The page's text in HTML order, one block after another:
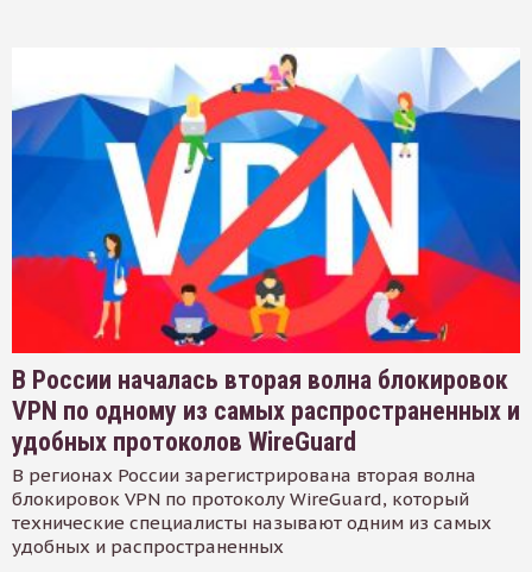
В России началась вторая волна блокировок
VPN по одному из самых распространенных и
удобных протоколов WireGuard
В регионах России зарегистрирована вторая волна
блокировок VPN по протоколу WireGuard, который
технические специалисты называют одним из самых
удобных и распространенных